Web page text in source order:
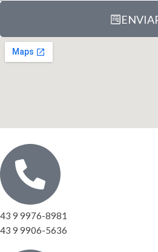
43 9 9976-8981
43 9 9906-5636